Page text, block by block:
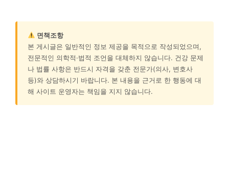
면책조항
본 게시글은 일반적인 정보 제공을 목적으로 작성되었으며,
전문적인 의학적·법적 조언을 대체하지 않습니다. 건강 문제
나 법률 사항은 반드시 자격을 갖춘 전문가(의사, 변호사
등)와 상담하시기 바랍니다. 본 내용을 근거로 한 행동에 대
해 사이트 운영자는 책임을 지지 않습니다.